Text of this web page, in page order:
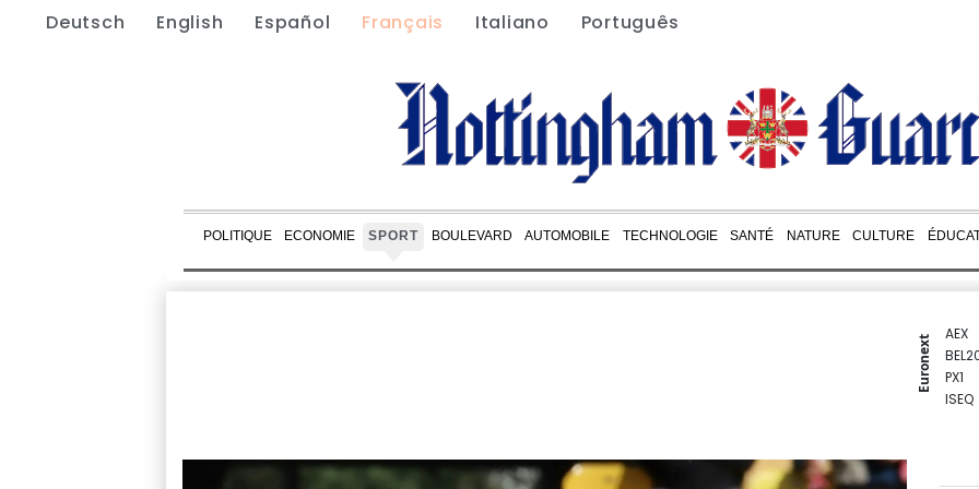
Deutsch English Español Français Italiano Português
POLITIQUE ECONOMIE SPORT BOULEVARD AUTOMOBILE TECHNOLOGIE SANTÉ NATURE CULTURE
Euronext
AEX
PX1
ISEQ